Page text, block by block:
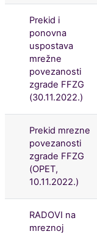
Prekid i
ponovna
uspostava
mrežne
povezanosti
zgrade FFZG
(30.11.2022.)
Prekid mrezne
povezanosti
zgrade FFZG
(OPET,
10.11.2022.)
RADOVI na
mreznoj